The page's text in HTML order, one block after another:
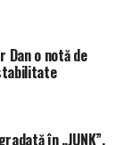
iar oamenii
îndrepta
Dan o notă de
în „JUNK”.